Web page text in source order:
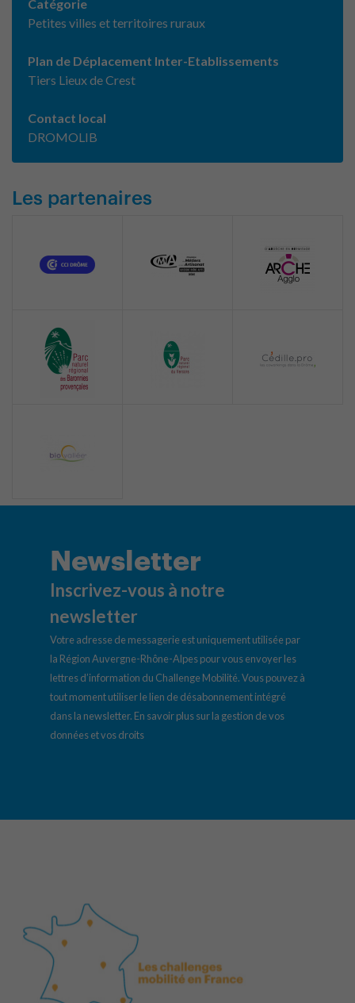
Catégorie
Petites villes et territoires ruraux
Plan de Déplacement Inter-Etablissements
Tiers Lieux de Crest
Contact local
DROMOLIB
Les partenaires
Newsletter
Inscrivez-vous à notre
newsletter
Votre adresse de messagerie est uniquement utilisée par
la Région Auvergne-Rhône-Alpes pour vous envoyer les
lettres d’information du Challenge Mobilité. Vous pouvez à
tout moment utiliser le lien de désabonnement intégré
dans la newsletter. En savoir plus sur la gestion de vos
données et vos droits